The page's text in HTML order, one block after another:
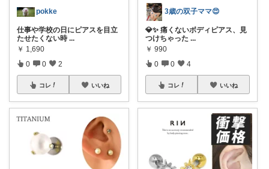
pokke
仕事や学校の日にピアスを目立
たせたくない時 ...
￥ 1,690
0 0 2
コレ いいね
3歳の双子ママ😍
💎✨ 痛くないボディピアス、見
つけちゃった ...
￥ 990
0 0 4
コレ いいね